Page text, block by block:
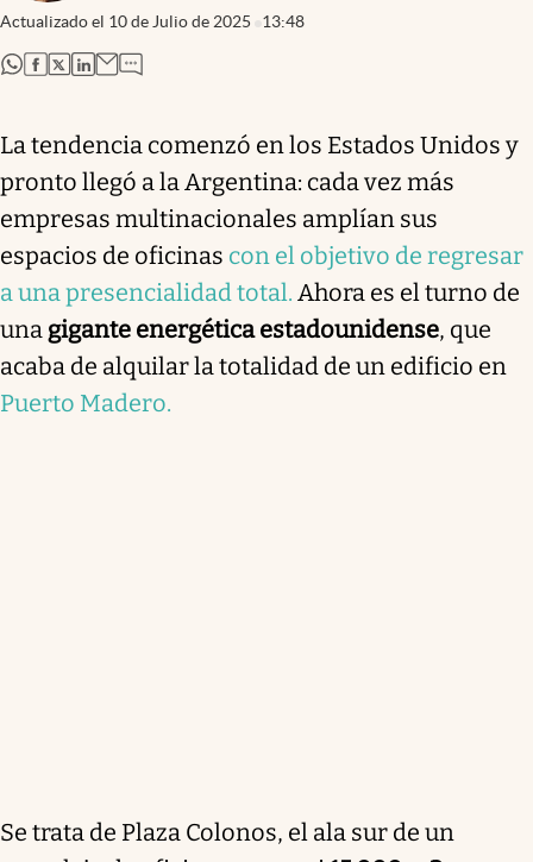
Actualizado el 10 de Julio de 2025 13:48
abre en nueva pestaña
abre en nueva pestaña
abre en nueva pestaña
abre en nueva pestaña
La tendencia comenzó en los Estados Unidos y
pronto llegó a la Argentina: cada vez más
empresas multinacionales amplían sus
espacios de oficinas con el objetivo de regresar
a una presencialidad total. Ahora es el turno de
una gigante energética estadounidense, que
acaba de alquilar la totalidad de un edificio en
Puerto Madero.
Se trata de Plaza Colonos, el ala sur de un